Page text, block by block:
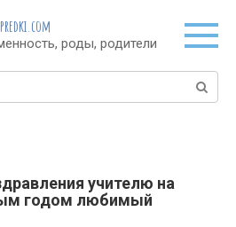
роды, родители
учителю на
годом любимый